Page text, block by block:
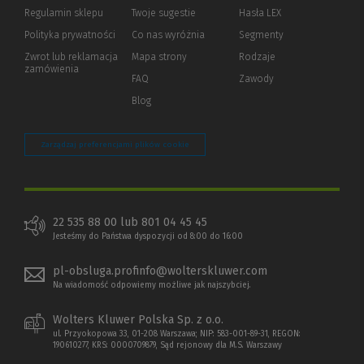
Regulamin sklepu
Polityka prywatności (Nowe
(Link
innej
Zwrot lub reklamacja
zamówienia
innej
strony)
Twoje sugestie
Co nas wyróżnia
Mapa strony
FAQ
Blog
Hasła LEX
Segmenty
Rodzaje
Zawody
Zarządzaj preferencjami plików cookie
22 535 88 00 lub 801 04 45 45
Jesteśmy do Państwa dyspozycji od 8:00 do 16:00
pl-obsluga.profinfo@wolterskluwer.com
Na wiadomość odpowiemy możliwe jak najszybciej.
Wolters Kluwer Polska Sp. z o.o.
ul. Przyokopowa 33, 01-208 Warszawa; NIP: 583-001-89-31, REGON:
190610277, KRS: 0000709879, Sąd rejonowy dla M.S. Warszawy